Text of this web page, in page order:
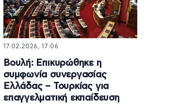
17.02.2026, 17:06
Βουλή: Επικυρώθηκε η
συμφωνία συνεργασίας
Ελλάδας – Τουρκίας για
επαγγελματική εκπαίδευση